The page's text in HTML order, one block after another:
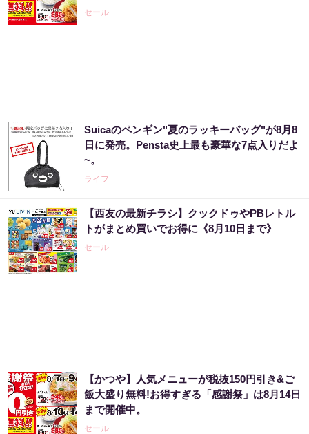
セール
Suicaのペンギン"夏のラッキーバッグ"が8月8
日に発売。Pensta史上最も豪華な7点入りだよ
~。
ライフ
【西友の最新チラシ】クックドゥやPBレトル
トがまとめ買いでお得に《8月10日まで》
セール
【かつや】人気メニューが税抜150円引き&ご
飯大盛り無料!お得すぎる「感謝祭」は8月14日
まで開催中。
セール